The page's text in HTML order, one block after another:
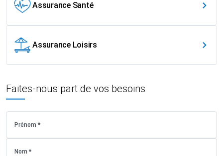
Assurance Santé
Assurance Loisirs
Faites-nous part de vos besoins